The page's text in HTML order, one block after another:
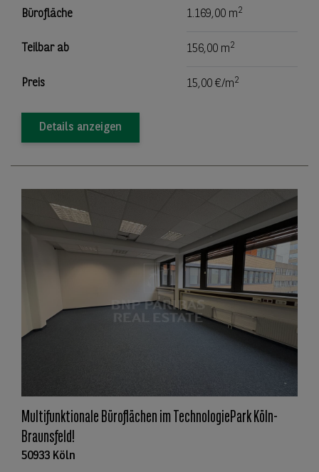
Bürofläche 1.169,00 m2
Teilbar ab 156,00 m2
Preis 15,00 €/m2
Details anzeigen
Multifunktionale Büroflächen im TechnologiePark Köln-
Braunsfeld!
50933 Köln